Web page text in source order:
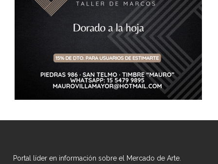
Portal líder en información sobre el Mercado de Arte.